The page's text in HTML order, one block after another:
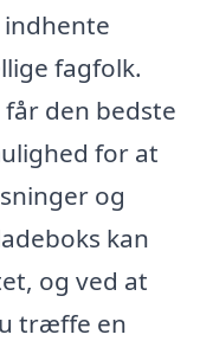
fagfolk.
den bedste
for at
og
kan
og ved at
træffe en